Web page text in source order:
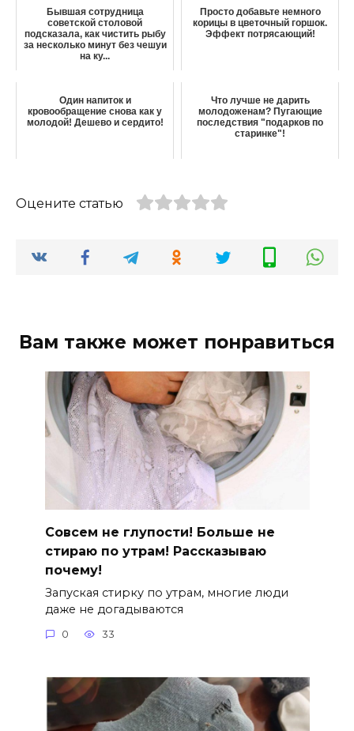
Бывшая сотрудница
советской столовой
подсказала, как чистить рыбу
за несколько минут без чешуи
на ку...
Просто добавьте немного
корицы в цветочный горшок.
Эффект потрясающий!
Один напиток и
кровообращение снова как у
молодой! Дешево и сердито!
Что лучше не дарить
молодоженам? Пугающие
последствия "подарков по
старинке"!
Оцените статью
Вам также может понравиться
Совсем не глупости! Больше не
стираю по утрам! Рассказываю
почему!
Запуская стирку по утрам, многие люди
даже не догадываются
0 33